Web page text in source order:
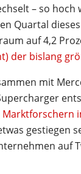
– so
Quartal
auf 4,2
der bislang
mit
gestiegen
auf